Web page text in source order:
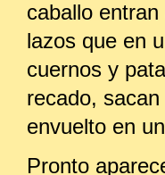
caballo
lazos que en
cuernos y
recado,
envuelto en
Pronto